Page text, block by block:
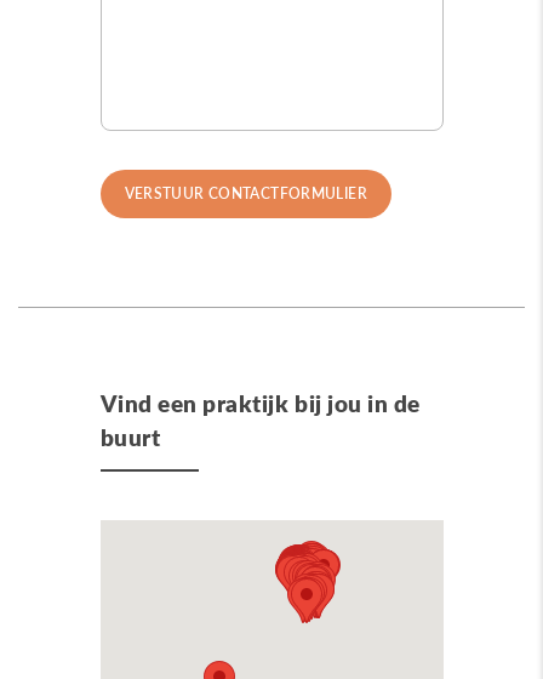
Vind een praktijk bij jou in de
buurt